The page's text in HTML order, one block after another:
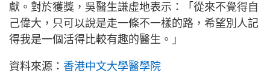
獻。對於獲獎，吳醫生謙虛地表示：「從來不覺得自
己偉大，只可以說是走一條不一樣的路，希望別人記
得我是一個活得比較有趣的醫生。」
資料來源： 香港中文大學醫學院